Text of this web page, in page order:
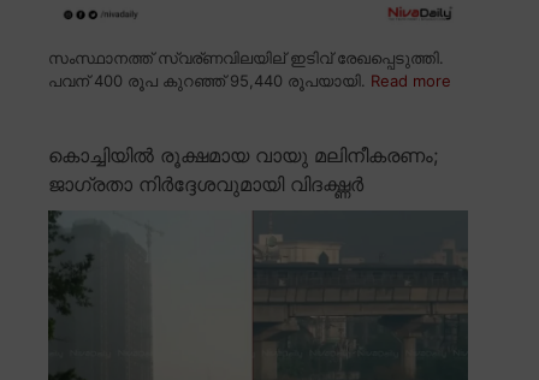
സംസ്ഥാനത്ത് സ്വര്ണവിലയില് ഇടിവ് രേഖപ്പെടുത്തി.
പവന് 400 രൂപ കുറഞ്ഞ് 95,440 രൂപയായി. Read more
കൊച്ചിയിൽ രൂക്ഷമായ വായു മലിനീകരണം;
ജാഗ്രതാ നിർദ്ദേശവുമായി വിദഗ്ദ്ധർ